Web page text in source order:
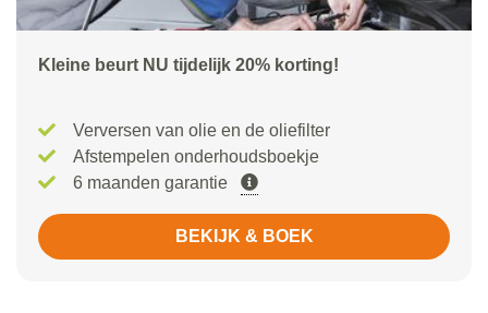
Kleine beurt NU tijdelijk 20% korting!
Verversen van olie en de oliefilter
Afstempelen onderhoudsboekje
6 maanden garantie
BEKIJK & BOEK